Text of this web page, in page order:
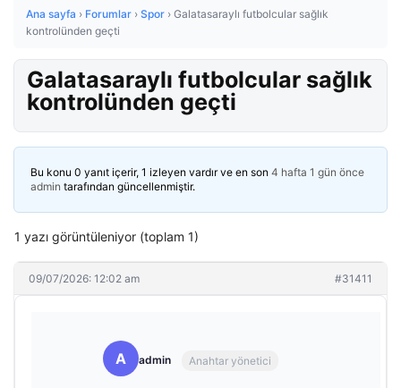
Ana sayfa › Forumlar › Spor › Galatasaraylı futbolcular sağlık
kontrolünden geçti
Galatasaraylı futbolcular sağlık
kontrolünden geçti
Bu konu 0 yanıt içerir, 1 izleyen vardır ve en son 4 hafta 1 gün önce
admin tarafından güncellenmiştir.
1 yazı görüntüleniyor (toplam 1)
09/07/2026: 12:02 am #31411
A admin Anahtar yönetici